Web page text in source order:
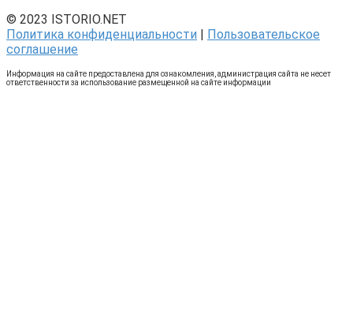
© 2023 ISTORIO.NET
Политика конфиденциальности | Пользовательское
соглашение
Информация на сайте предоставлена для ознакомления, администрация сайта не несет
ответственности за использование размещенной на сайте информации